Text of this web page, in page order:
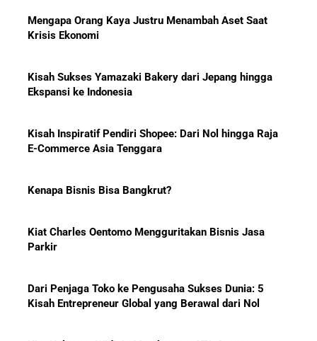
Hadiah Piala Dunia 2026: Berapa
Menjadi Revolusi Baru Energi
Nasional dan Menekan Impor
Pelajaran Karier dari Lionel
Kisah Sukses Yamazaki Bakery dari Jepang hingga
Ekspansi ke Indonesia
Kisah Inspiratif Pendiri Shopee: Dari Nol hingga Raja
E-Commerce Asia Tenggara
Kenapa Bisnis Bisa Bangkrut?
Parkir
Dari Penjaga Toko ke Pengusaha Sukses Dunia: 5
Kisah Entrepreneur Global yang Berawal dari Nol
Kiat Keluarga Widjaja Membangun STA Group,
Raksasa Sawit dari Medan